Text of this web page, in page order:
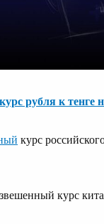
рубля к тенге
курс
курс